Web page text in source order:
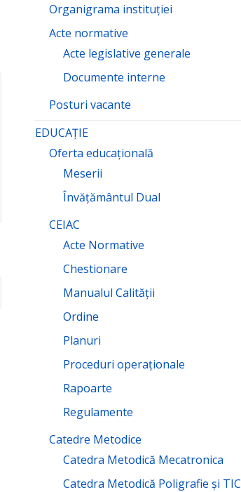
Organigrama instituției
Acte normative
Acte legislative generale
Documente interne
Posturi vacante
EDUCAȚIE
Oferta educațională
Meserii
Învățământul Dual
CEIAC
Acte Normative
Chestionare
Manualul Calității
Ordine
Planuri
Proceduri operaționale
Rapoarte
Regulamente
Catedre Metodice
Catedra Metodică Mecatronica
Catedra Metodică Poligrafie și TIC